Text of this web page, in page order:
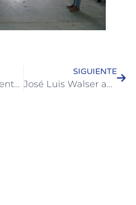
Quedó oficialmente inaugurado el Centro de Desarrollo Infantil en el Barrio San Francisco
SIGUIENTE
José Luis Walser anunció la puesta en marcha del Banco de Tierras de Colón